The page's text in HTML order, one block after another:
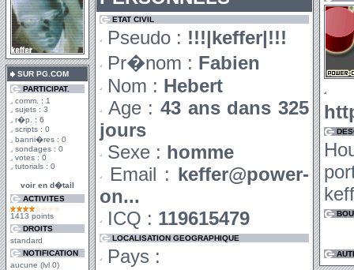
SUR PG.COM
PARTICIPAT.
comm. : 1
sujets : 3
r�p. : 6
scripts : 0
banni�res : 0
sondages : 0
votes : 0
tutorials : 0
voir en d�tail
ACTIVITES
1413 points
DROITS
standard
NOTIFICATION
aucune (lvl 0)
ETAT CIVIL
Pseudo : !!!|keffer|!!!
Pr�nom : Fabien
Nom : Hebert
Age : 43 ans dans 325
jours
Sexe : homme
Email : keffer@power-
on...
ICQ : 119615479
LOCALISATION GEOGRAPHIQUE
Pays :